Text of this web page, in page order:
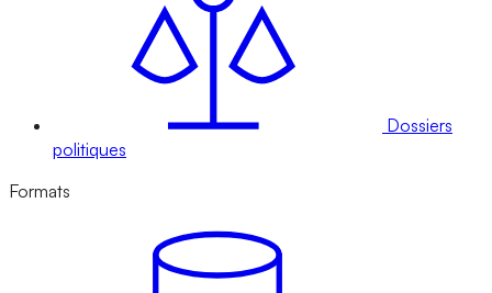
Dossiers
politiques
Formats